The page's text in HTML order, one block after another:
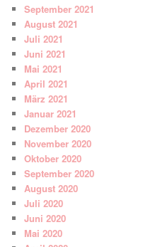
September 2021
August 2021
Juli 2021
Juni 2021
Mai 2021
April 2021
März 2021
Januar 2021
Dezember 2020
November 2020
Oktober 2020
September 2020
August 2020
Juli 2020
Juni 2020
Mai 2020